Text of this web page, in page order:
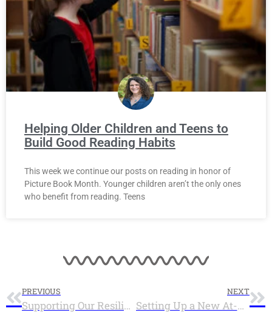
Helping Older Children and Teens to
Build Good Reading Habits
This week we continue our posts on reading in honor of
Picture Book Month. Younger children aren’t the only ones
who benefit from reading. Teens
PREVIOUS
Supporting Our Resilience in Times of COVID-19
NEXT
Setting Up a New At-Home Routine in Times of Uncertainty